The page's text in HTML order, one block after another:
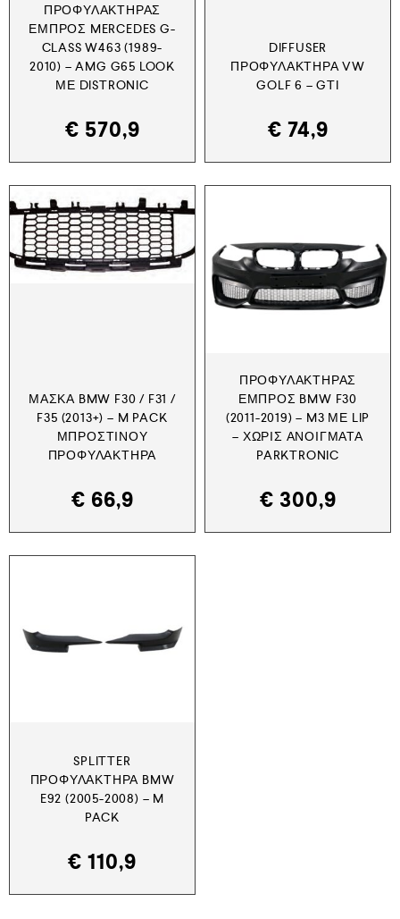
ΠΡΟΦΥΛΑΚΤΉΡΑΣ
ΕΜΠΡΌΣ MERCEDES G-
CLASS W463 (1989-
2010) – AMG G65 LOOK
ΜΕ DISTRONIC
€ 570,9
DIFFUSER
ΠΡΟΦΥΛΑΚΤΉΡΑ VW
GOLF 6 – GTI
€ 74,9
ΜΆΣΚΑ BMW F30 / F31 /
F35 (2013+) – M PACK
ΜΠΡΟΣΤΙΝΟΎ
ΠΡΟΦΥΛΑΚΤΉΡΑ
€ 66,9
ΠΡΟΦΥΛΑΚΤΉΡΑΣ
ΕΜΠΡΌΣ BMW F30
(2011-2019) – M3 ΜΕ LIP
– ΧΩΡΊΣ ΑΝΟΊΓΜΑΤΑ
PARKTRONIC
€ 300,9
SPLITTER
ΠΡΟΦΥΛΑΚΤΉΡΑ BMW
E92 (2005-2008) – M
PACK
€ 110,9